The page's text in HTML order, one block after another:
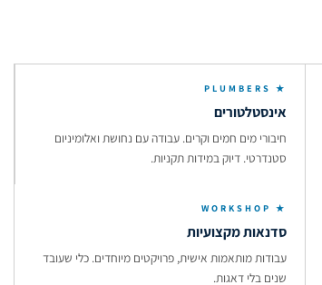
★ PLUMBERS
אינסטלטורים
חיבורי מים חמים וקרים. עבודה עם נחושת ואלומיניום
סטנדרטי. דיוק במידות תקניות.
★ WORKSHOP
סדנאות מקצועיות
עבודות מותאמות אישית, פרויקטים מיוחדים. כלי שעובד
שנים בלי דאגות.